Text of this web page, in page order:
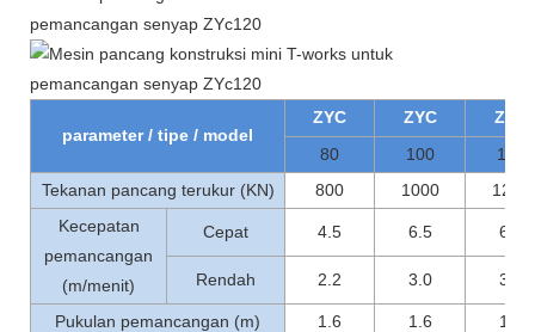
parameter / tipe / model
ZYC ZYC
ZYC
80
100
120
Tekanan pancang terukur (KN)
800 1000
1200
Kecepatan
pemancangan
(m/menit)
Cepat 4.5 6.5 6.5
Rendah 2.2 3.0 3.0
Pukulan pemancangan (m) 1.6 1.6 1.6